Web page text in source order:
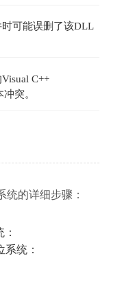
时可能误删了该DLL
C++
突。
统的详细步骤：
系统：